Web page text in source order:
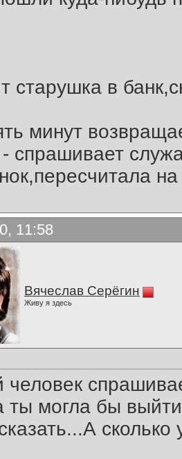
старушка в
минут
спрашивает
на
11:58
Вячеслав Серёгин
Живу я здесь
человек
могла бы
сколько